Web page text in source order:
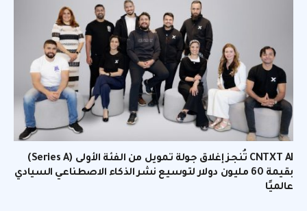
CNTXT AI تُنجز إغلاق جولة تمويل من الفئة الأولى (Series A)
بقيمة 60 مليون دولار لتوسيع نشر الذكاء الاصطناعي السيادي
عالميًا